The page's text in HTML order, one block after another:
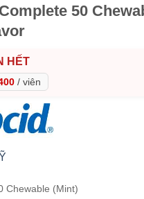
50
HẾT
/ viên
Chewable (Mint)